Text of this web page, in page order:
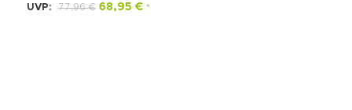
UVP: 77,96€ 68,95 € *